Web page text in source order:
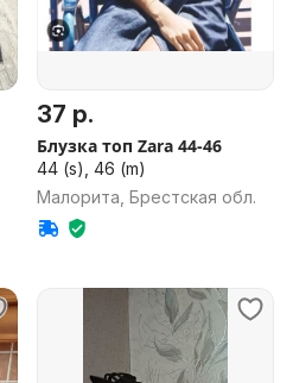
37 р.
Блузка топ Zara 44-46
44 (s), 46 (m)
Малорита, Брестская обл.